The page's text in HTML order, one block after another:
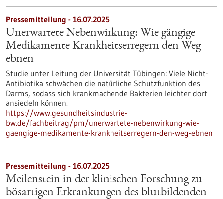
Pressemitteilung - 16.07.2025
Unerwartete Nebenwirkung: Wie gängige
Medikamente Krankheitserregern den Weg
ebnen
Studie unter Leitung der Universität Tübingen: Viele Nicht-
Antibiotika schwächen die natürliche Schutzfunktion des
Darms, sodass sich krankmachende Bakterien leichter dort
ansiedeln können.
https://www.gesundheitsindustrie-
bw.de/fachbeitrag/pm/unerwartete-nebenwirkung-wie-
gaengige-medikamente-krankheitserregern-den-weg-ebnen
Pressemitteilung - 16.07.2025
Meilenstein in der klinischen Forschung zu
bösartigen Erkrankungen des blutbildenden